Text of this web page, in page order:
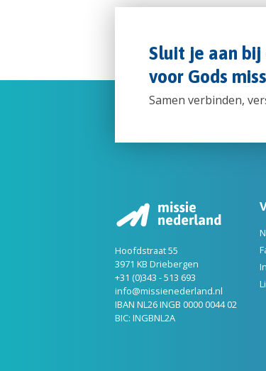
Sluit je aan
voor Gods
Samen verbinden,
Hoofdstraat 55
3971 KB Driebergen
+31 (0)343 - 513 693
info@missienederland.nl
IBAN NL26 INGB 0000 0044 02
BIC: INGBNL2A